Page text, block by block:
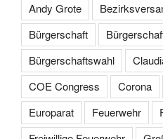
Andy Grote
Bürgerschaft
Bürgerschaftswahl
COE Congress
Corona
Europarat
Feuerwehr